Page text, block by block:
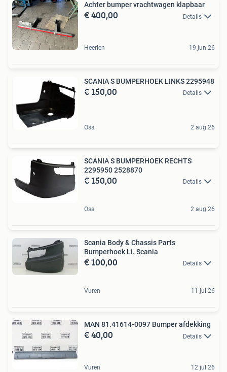
Achter bumper vrachtwagen klapbaar
€ 400,00 Details
Heerlen 19 jun 26
SCANIA S BUMPERHOEK LINKS 2295948
€ 150,00 Details
Oss 2 aug 26
SCANIA S BUMPERHOEK RECHTS
2295950 2528870
€ 150,00 Details
Oss 2 aug 26
Scania Body & Chassis Parts
Bumperhoek Li. Scania
€ 100,00 Details
Vuren 11 jul 26
MAN 81.41614-0097 Bumper afdekking
€ 40,00 Details
Vuren 12 jul 26